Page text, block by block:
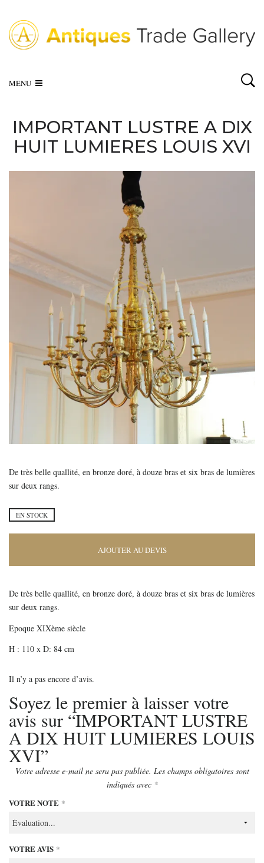
MENU
IMPORTANT LUSTRE A DIX
HUIT LUMIERES LOUIS XVI
De très belle quallité, en bronze doré, à douze bras et six bras de lumières
sur deux rangs.
EN STOCK
AJOUTER AU DEVIS
De très belle quallité, en bronze doré, à douze bras et six bras de lumières
sur deux rangs.
Epoque XIXème siècle
H : 110 x D: 84 cm
Il n’y a pas encore d’avis.
Soyez le premier à laisser votre
avis sur “IMPORTANT LUSTRE
A DIX HUIT LUMIERES LOUIS
XVI”
Votre adresse e-mail ne sera pas publiée. Les champs obligatoires sont
indiqués avec *
VOTRE NOTE *
VOTRE AVIS *